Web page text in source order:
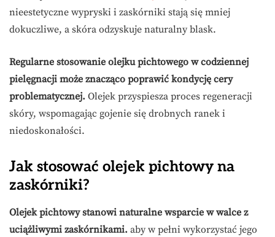
nieestetyczne wypryski i zaskórniki stają się mniej
dokuczliwe, a skóra odzyskuje naturalny blask.
Regularne stosowanie olejku pichtowego w codziennej
pielęgnacji może znacząco poprawić kondycję cery
problematycznej. Olejek przyspiesza proces regeneracji
skóry, wspomagając gojenie się drobnych ranek i
niedoskonałości.
Jak stosować olejek pichtowy na
zaskórniki?
Olejek pichtowy stanowi naturalne wsparcie w walce z
uciążliwymi zaskórnikami. aby w pełni wykorzystać jego